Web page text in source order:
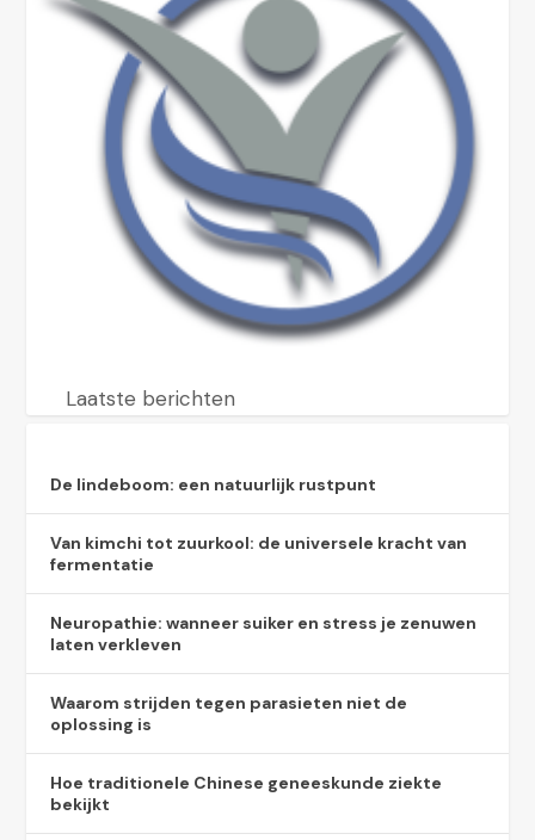
Laatste berichten
De lindeboom: een natuurlijk rustpunt
Van kimchi tot zuurkool: de universele kracht van
fermentatie
Neuropathie: wanneer suiker en stress je zenuwen
laten verkleven
Waarom strijden tegen parasieten niet de
oplossing is
Hoe traditionele Chinese geneeskunde ziekte
bekijkt